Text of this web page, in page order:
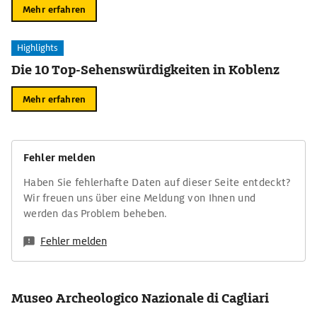
Mehr erfahren
Highlights
Die 10 Top-Sehenswürdigkeiten in Koblenz
Mehr erfahren
Fehler melden
Haben Sie fehlerhafte Daten auf dieser Seite entdeckt?
Wir freuen uns über eine Meldung von Ihnen und
werden das Problem beheben.
Fehler melden
Museo Archeologico Nazionale di Cagliari